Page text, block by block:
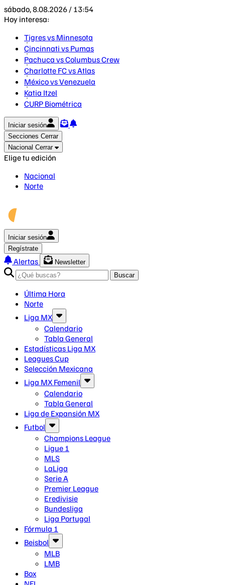
sábado, 8.08.2026 / 13:54
Hoy interesa:
Tigres vs Minnesota
Cincinnati vs Pumas
Pachuca vs Columbus Crew
Charlotte FC vs Atlas
México vs Venezuela
Katia Itzel
CURP Biométrica
Iniciar sesión
Secciones Cerrar
Nacional Cerrar
Elige tu edición
Nacional
Norte
Iniciar sesión
Regístrate
Alertas
Newsletter
Buscar
Última Hora
Norte
Liga MX
Calendario
Tabla General
Estadísticas Liga MX
Leagues Cup
Selección Mexicana
Liga MX Femenil
Calendario
Tabla General
Liga de Expansión MX
Futbol
Champions League
Ligue 1
MLS
LaLiga
Serie A
Premier League
Eredivisie
Bundesliga
Liga Portugal
Fórmula 1
Beisbol
MLB
LMB
Box